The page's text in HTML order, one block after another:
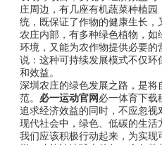
庄周边，有几座有机蔬菜种植
统，既保证了作物的健康生长
农庄内部，有多种绿色植物，
环境，又能为农作物提供必要的
说：这种可持续发展模式不仅
和效益。
深圳农庄的绿色发展之路，是
范。 必一运动官网 必一体育下载
追求经济效益的同时，不应忽
现代社会中，绿色、低碳的生活
我们应该积极行动起来，为实